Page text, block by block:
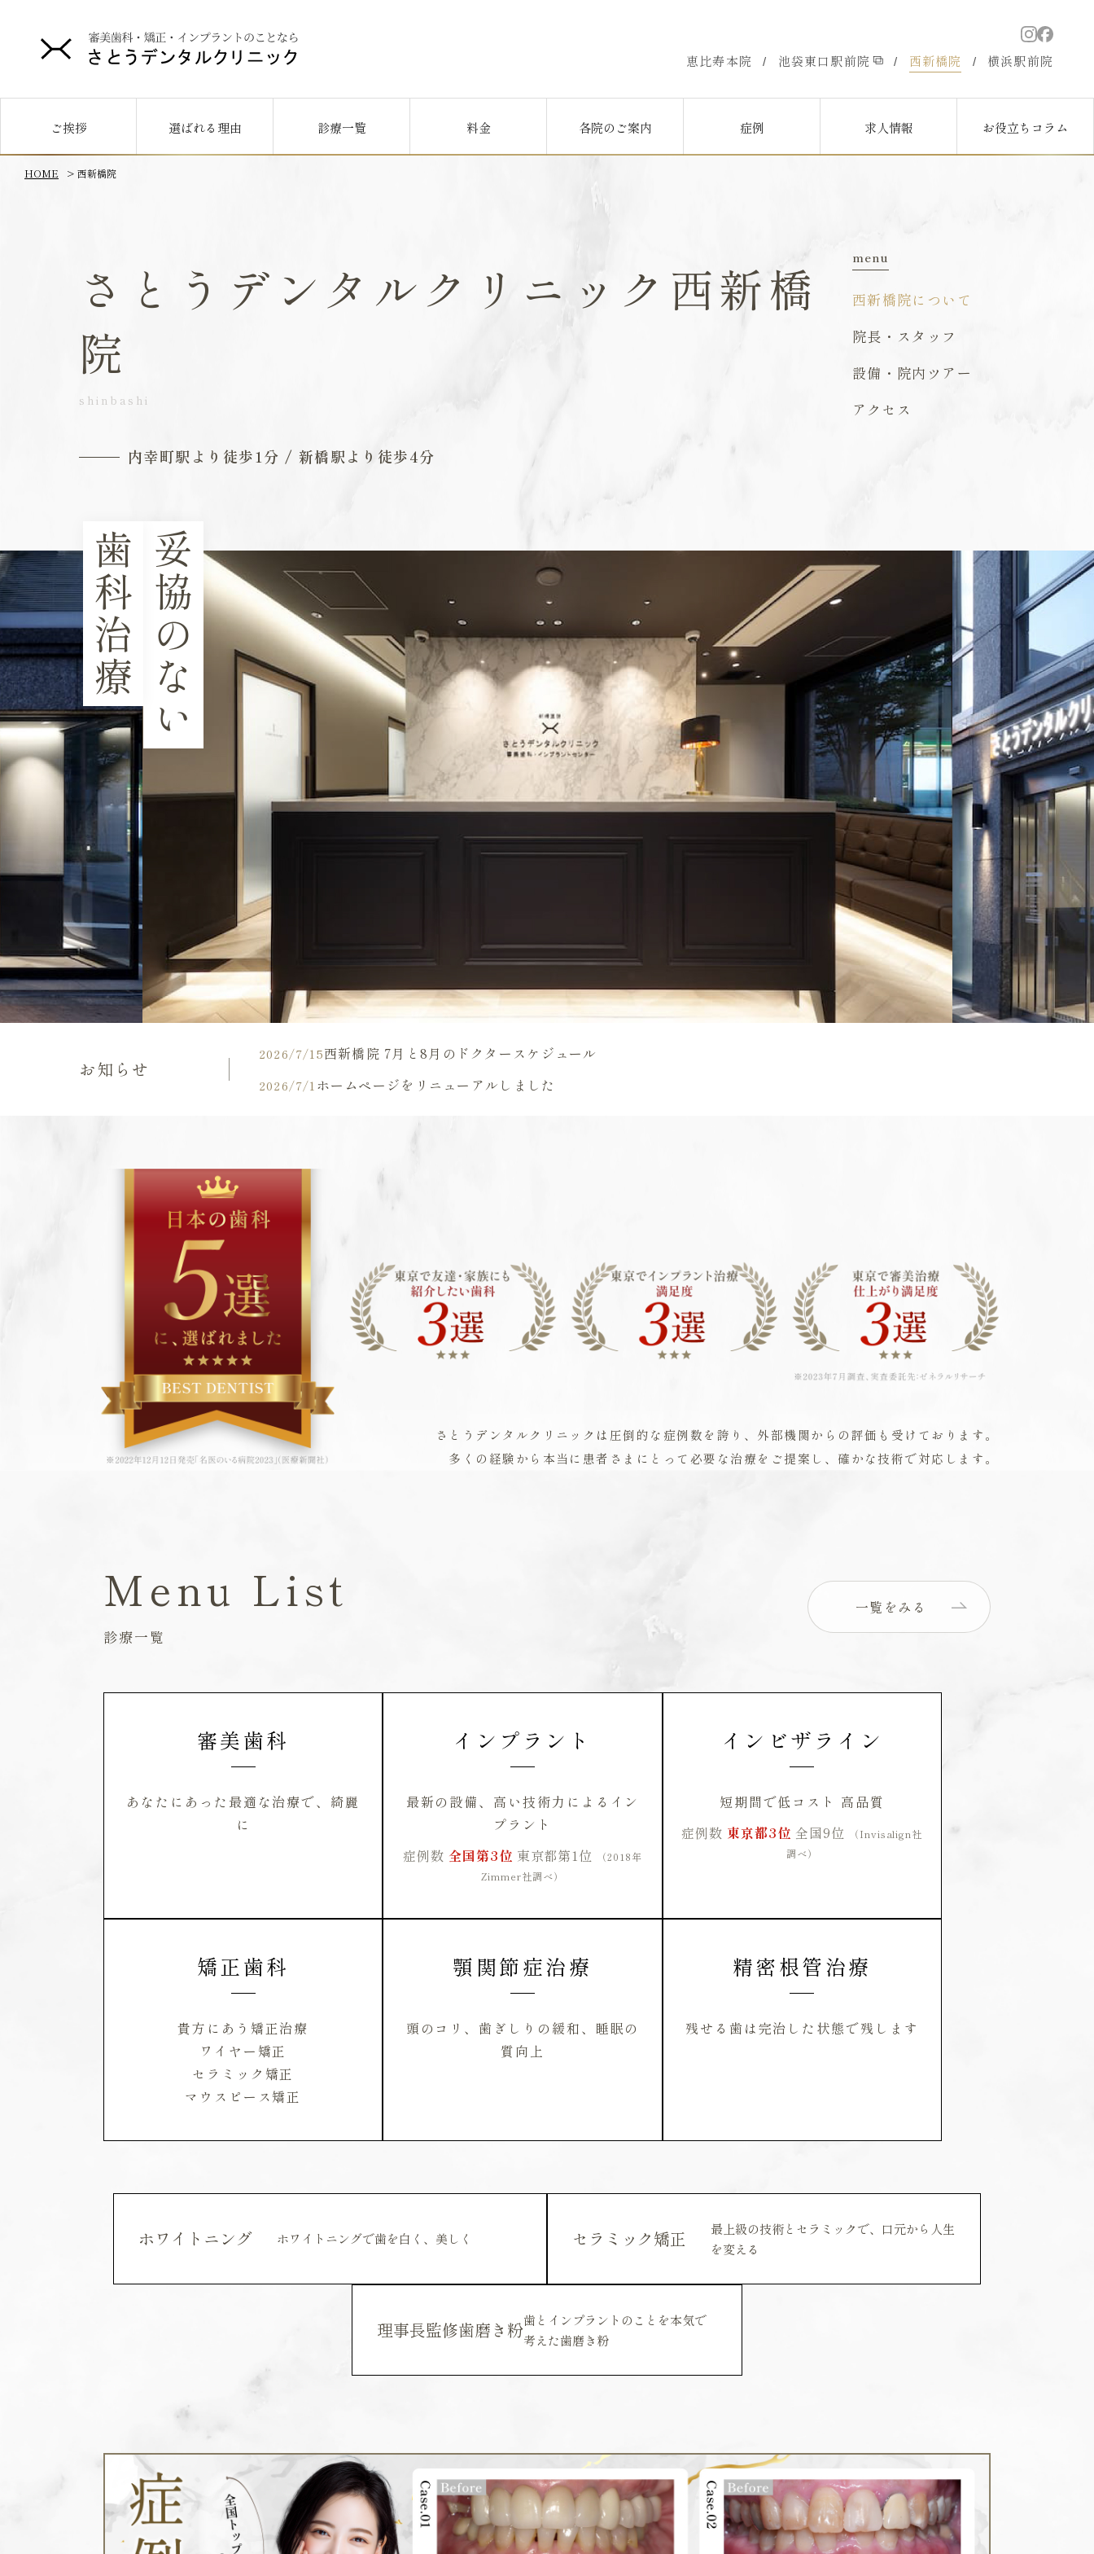
恵比寿本院 / 池袋東口駅前院 / 西新橋院 / 横浜駅前院
ご挨拶 選ばれる理由 診療一覧 料金 各院のご案内 症例 求人情報 お役立ちコラム
HOME 西新橋院
さとうデンタルクリニック西新橋
院
shinbashi
内幸町駅より徒歩1分 / 新橋駅より徒歩4分
menu
西新橋院について
院長・スタッフ
設備・院内ツアー
アクセス
妥協のない
歯科治療
お知らせ
2026/7/15西新橋院 7月と8月のドクタースケジュール
2026/7/1 ホームページをリニューアルしました
東京で友達・家族にも紹介したい歯科3選
東京でインプラント治療満足度3選
東京で審美治療仕上がり満足度3選
さとうデンタルクリニックは圧倒的な症例数を誇り、外部機関からの評価も受けております。
多くの経験から本当に患者さまにとって必要な治療をご提案し、確かな技術で対応します。
Menu List
診療一覧
一覧をみる
審美歯科
あなたにあった最適な治療で、綺麗
に
インプラント
最新の設備、高い技術力によるイン
プラント
症例数 全国第3位 東京都第1位
（2018年
Zimmer社調べ）
インビザライン
短期間で低コスト 高品質
症例数 東京都3位 全国9位
（Invisalign社
調べ）
矯正歯科
貴方にあう矯正治療
ワイヤー矯正
セラミック矯正
マウスピース矯正
顎関節症治療
頭のコリ、歯ぎしりの緩和、睡眠の
質向上
精密根管治療
残せる歯は完治した状態で残します
ホワイトニング ホワイトニングで歯を白く、美しく セラミック矯正
最上級の技術とセラミックで、口元から人生
を変える
理事長監修歯磨き粉歯とインプラントのことを本気で
考えた歯磨き粉